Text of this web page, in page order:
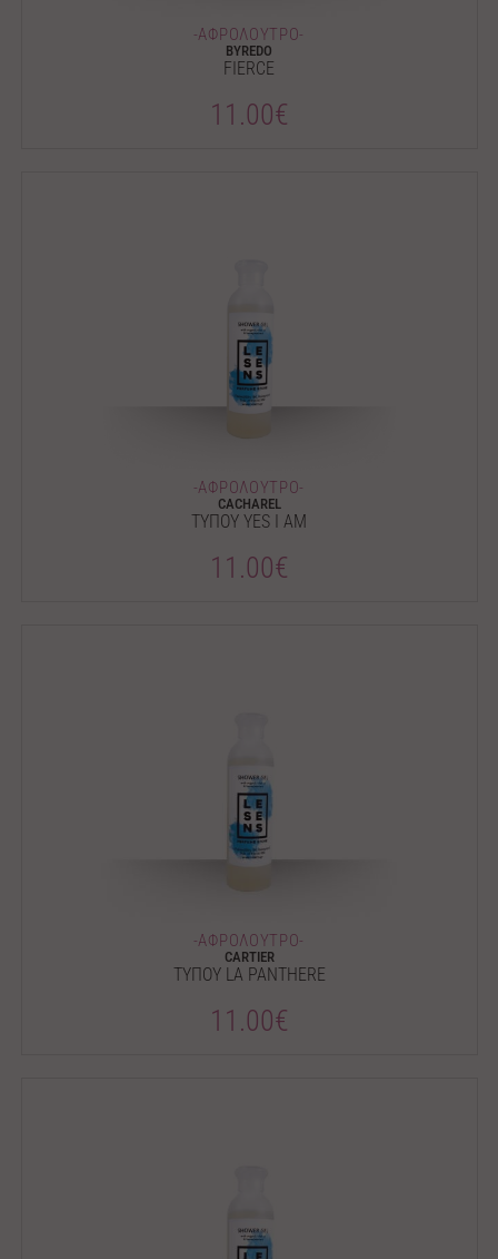
-ΑΦΡΟΛΟΥΤΡΟ-
BYREDO
FIERCE
11.00€
-ΑΦΡΟΛΟΥΤΡΟ-
CACHAREL
ΤΥΠΟΥ YES I AM
11.00€
-ΑΦΡΟΛΟΥΤΡΟ-
CARTIER
ΤΥΠΟΥ LA PANTHERE
11.00€